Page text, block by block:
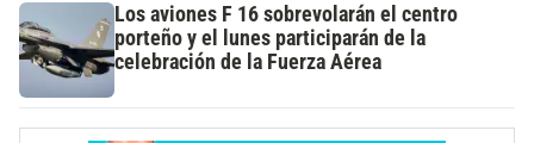
Los aviones F 16 sobrevolarán el centro
porteño y el lunes participarán de la
celebración de la Fuerza Aérea